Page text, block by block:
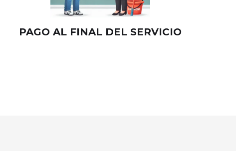
PAGO AL FINAL DEL SERVICIO